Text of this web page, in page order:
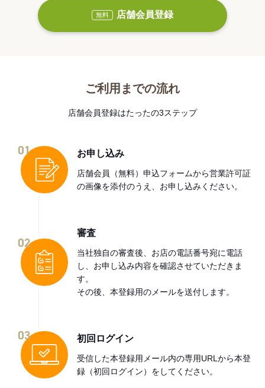
無料 店舗会員登録
ご利用までの流れ
店舗会員登録はたったの3ステップ
01 お申し込み
店舗会員（無料）申込フォームから営業許可証
の画像を添付のうえ、お申し込みください。
02
審査
当社独自の審査後、お店の電話番号宛に電話
し、お申し込み内容を確認させていただきま
す。
その後、本登録用のメールを送付します。
03 初回ログイン
受信した本登録用メール内の専用URLから本登
録（初回ログイン）をしてください。